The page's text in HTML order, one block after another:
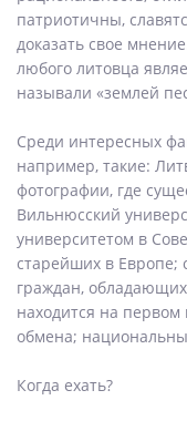
патриотичны,
доказать свое
любого литовца
называли «землей
Среди интересных
например, такие:
фотографии, где
Вильнюсский
университетом в
старейших в Европе;
граждан,
находится на первом
обмена;
Когда ехать?